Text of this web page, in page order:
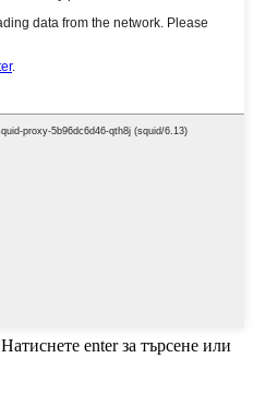
Натиснете enter за търсене или